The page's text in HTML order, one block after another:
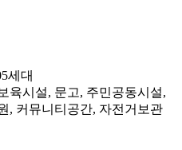
세대
육시설, 문고, 주민공동시설,
, 커뮤니티공간, 자전거보관